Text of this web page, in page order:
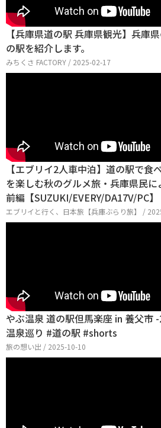
【兵庫県道の駅 兵庫県観光】兵庫
の駅を紹介します。
みちくさ FACTORY / 2025-02-17
【エブリイ2人車中泊】道の駅で食
を楽しむ秋のグルメ旅・兵庫県民
前編【SUZUKI/EVERY/DA17V/PC】
エブリイと行く、日本旅【兵庫ぶらり旅】 /
やぶ温泉 道の駅但馬楽座 in 養父市
温泉巡り #道の駅 #shorts
旅の想い出 / 2025-10-10